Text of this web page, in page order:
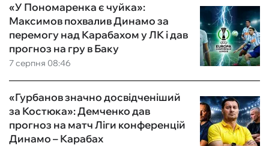
7 серпня 08:46
«У Пономаренка є чуйка»:
Максимов похвалив Динамо за
перемогу над Карабахом у ЛК і дав
прогноз на гру в Баку
«Гурбанов значно досвідченіший
за Костюка»: Демченко дав
прогноз на матч Ліги конференцій
Динамо – Карабах